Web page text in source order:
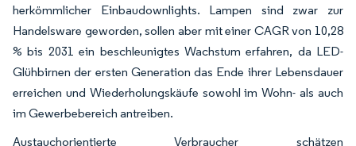
herkömmlicher Einbaudownlights. Lampen sind zwar zur
Handelsware geworden, sollen aber mit einer CAGR von 10,28
% bis 2031 ein beschleunigtes Wachstum erfahren, da LED-
Glühbirnen der ersten Generation das Ende ihrer Lebensdauer
erreichen und Wiederholungskäufe sowohl im Wohn- als auch
im Gewerbebereich antreiben.
Austauchorientierte Verbraucher schätzen